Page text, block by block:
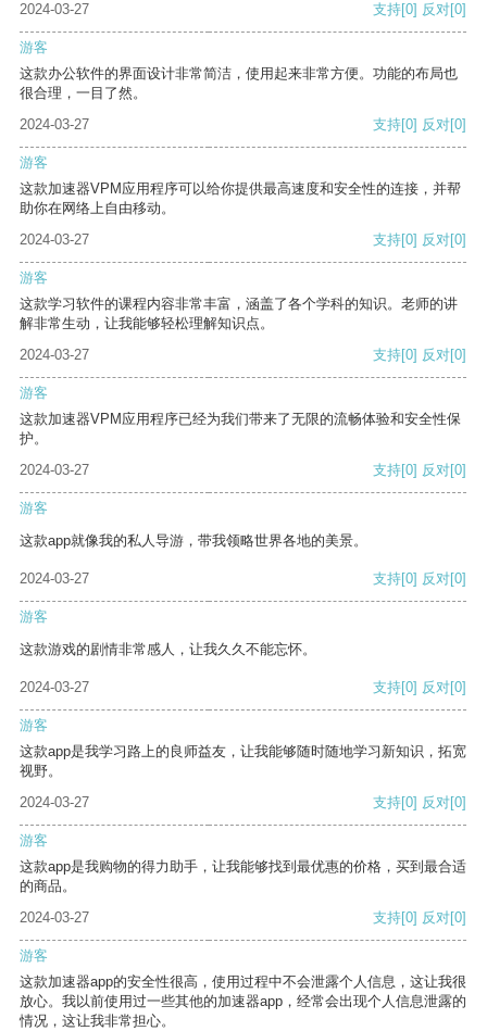
2024-03-27 支持[0] 反对[0]
游客
这款办公软件的界面设计非常简洁，使用起来非常方便。功能的布局也
很合理，一目了然。
2024-03-27
支持[0] 反对[0]
游客
这款加速器VPM应用程序可以给你提供最高速度和安全性的连接，并帮
助你在网络上自由移动。
2024-03-27
支持[0] 反对[0]
游客
这款学习软件的课程内容非常丰富，涵盖了各个学科的知识。老师的讲
解非常生动，让我能够轻松理解知识点。
2024-03-27
支持[0] 反对[0]
游客
这款加速器VPM应用程序已经为我们带来了无限的流畅体验和安全性保
护。
2024-03-27
支持[0] 反对[0]
游客
这款app就像我的私人导游，带我领略世界各地的美景。
2024-03-27 支持[0] 反对[0]
游客
这款游戏的剧情非常感人，让我久久不能忘怀。
2024-03-27 支持[0] 反对[0]
游客
这款app是我学习路上的良师益友，让我能够随时随地学习新知识，拓宽
视野。
2024-03-27
支持[0] 反对[0]
游客
这款app是我购物的得力助手，让我能够找到最优惠的价格，买到最合适
的商品。
2024-03-27
支持[0] 反对[0]
游客
这款加速器app的安全性很高，使用过程中不会泄露个人信息，这让我很
放心。我以前使用过一些其他的加速器app，经常会出现个人信息泄露的
情况，这让我非常担心。